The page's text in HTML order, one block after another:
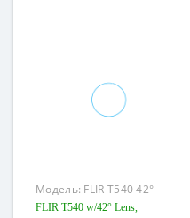
Модель: FLIR T540 42°
FLIR T540 w/42° Lens,